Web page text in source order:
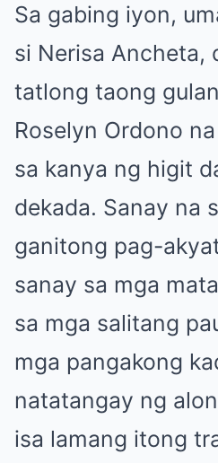
Sa gabing iyon,
si Nerisa Ancheta,
tatlong taong
Roselyn Ordono
sa kanya ng higit
dekada. Sanay na
ganitong pag-
sanay sa mga
sa mga salitang
mga pangakong
natatangay ng
isa lamang itong